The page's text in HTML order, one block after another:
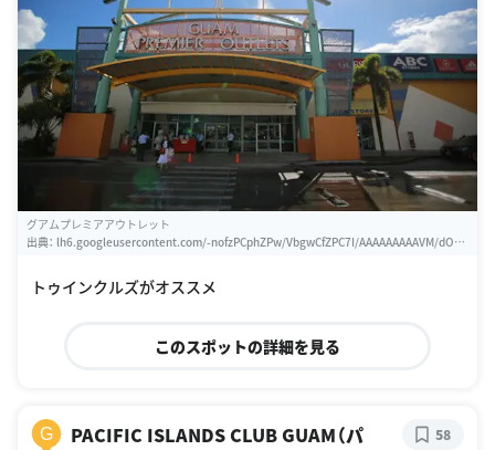
グアムプレミアアウトレット
出典： lh6.googleusercontent.com/-nofzPCphZPw/VbgwCfZPC7I/AAAAAAAAAVM/dOdY
トゥインクルズがオススメ
このスポットの詳細を見る
G
PACIFIC ISLANDS CLUB GUAM（パ
58